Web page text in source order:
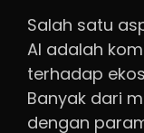
Salah satu
AI adalah
terhadap
Banyak dari
dengan